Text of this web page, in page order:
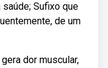
saúde; Sufixo que
de um
dor muscular,